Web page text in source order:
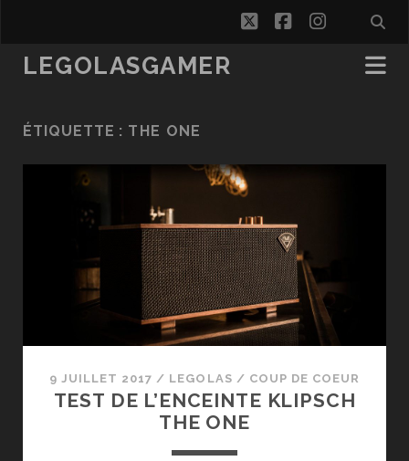
twitterfacebook
LEGOLASGAMER
ÉTIQUETTE : THE ONE
9 JUILLET 2017 / LEGOLAS / COUP DE COEUR
TEST DE L’ENCEINTE KLIPSCH
THE ONE